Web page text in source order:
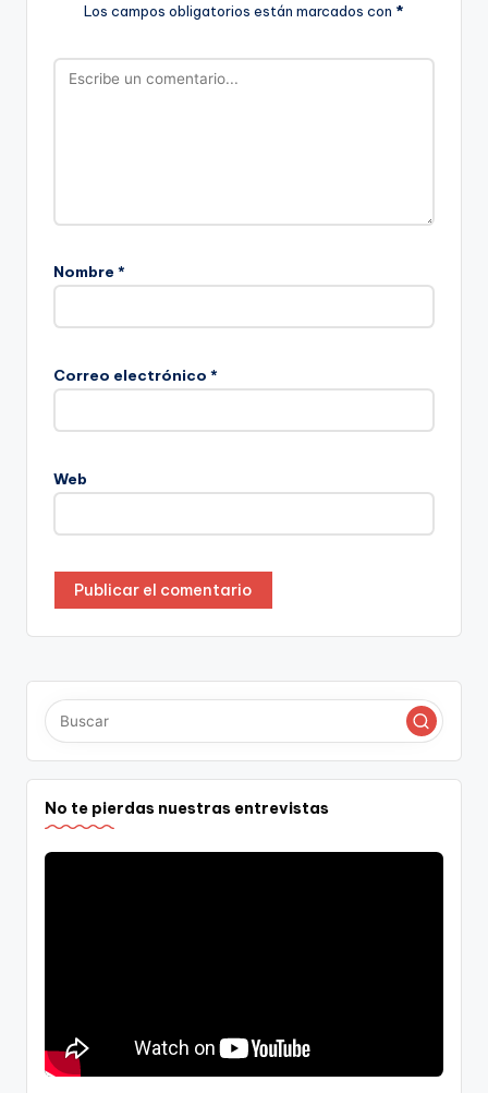
Los campos obligatorios están marcados con *
Nombre *
Correo electrónico *
Web
No te pierdas nuestras entrevistas